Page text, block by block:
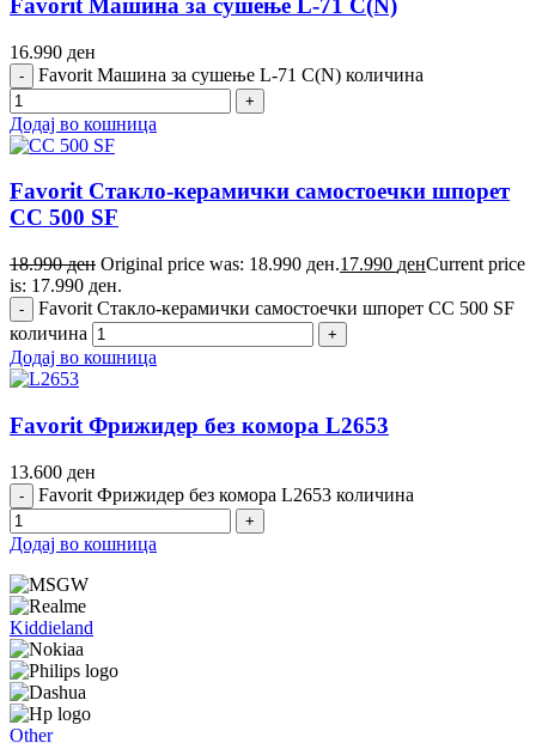
Favorit Машина за сушење L-71 C(N)
16.990 ден
Favorit Машина за сушење L-71 C(N) количина
Додај во кошница
Favorit Стакло-керамички самостоечки шпорет
CC 500 SF
18.990ден Original price was: 18.990 ден.17.990 денCurrent price
is: 17.990 ден.
Favorit Стакло-керамички самостоечки шпорет CC 500 SF
количина
Додај во кошница
Favorit Фрижидер без комора L2653
13.600 ден
Favorit Фрижидер без комора L2653 количина
Додај во кошница
Kiddieland
Other